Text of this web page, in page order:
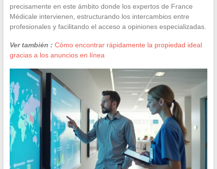
precisamente en este ámbito donde los expertos de France
Médicale intervienen, estructurando los intercambios entre
profesionales y facilitando el acceso a opiniones especializadas.
Ver también : Cómo encontrar rápidamente la propiedad ideal
gracias a los anuncios en línea